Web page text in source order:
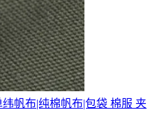
帆布|纯棉帆布|包袋 棉服 夹